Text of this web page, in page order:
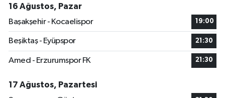
16 Ağustos, Pazar
Başakşehir - Kocaelispor
19:00
Beşiktaş - Eyüpspor 21:30
Amed - Erzurumspor FK 21:30
17 Ağustos, Pazartesi